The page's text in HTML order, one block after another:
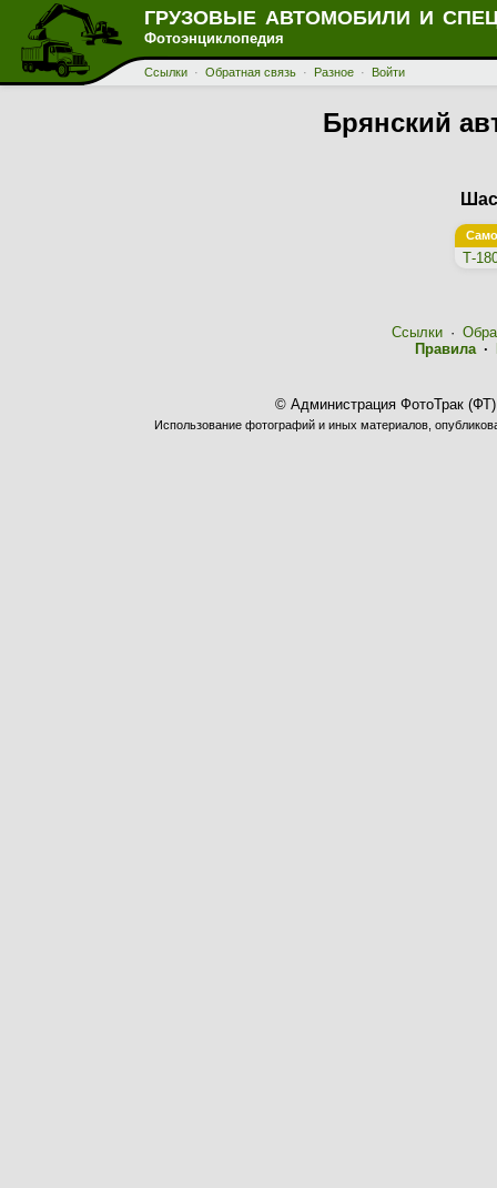
ГРУЗОВЫЕ АВТОМОБИЛИ И
Фотоэнциклопедия
Ссылки · Обратная связь · Разное · Войти
Брянский
Т-
Ссылки·
Правила·
© Администрация ФотоТрак
Использование фотографий и иных материалов,